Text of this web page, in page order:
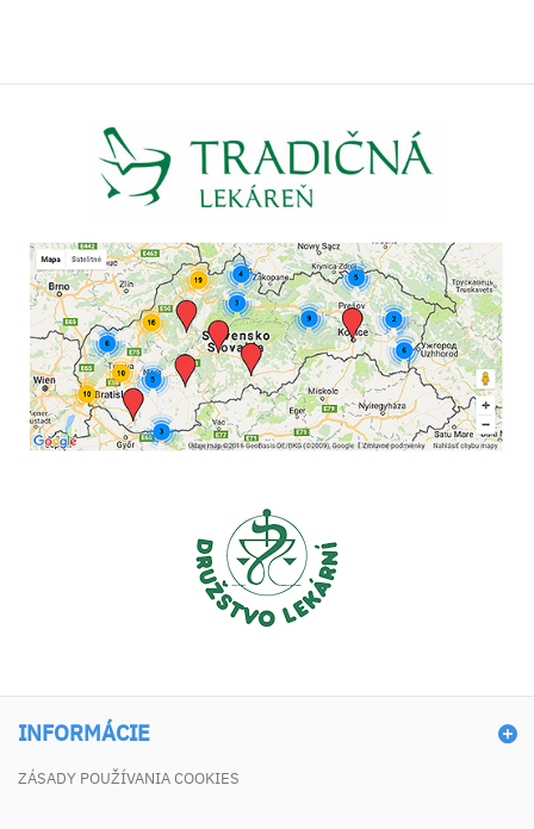
INFORMÁCIE
ZÁSADY POUŽÍVANIA COOKIES